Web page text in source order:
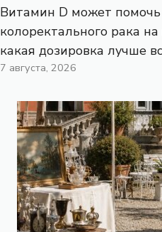
Витамин D может
колоректального рака
какая дозировка лучше
7 августа, 2026